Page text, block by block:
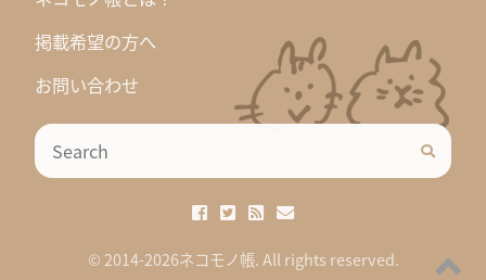
掲載希望の方へ
お問い合わせ
© 2014-2026ネコモノ帳. All rights reserved.